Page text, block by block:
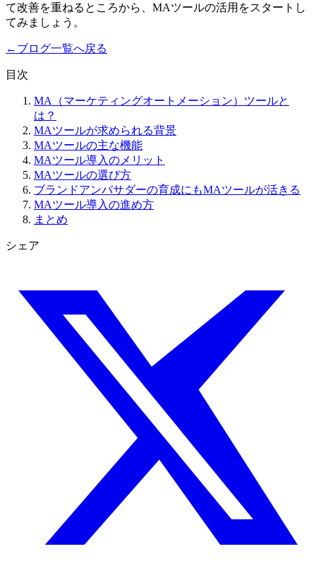
て改善を重ねるところから、MAツールの活用をスタートし
てみましょう。
← ブログ一覧へ戻る
目次
MA（マーケティングオートメーション）ツールと
は？
MAツールが求められる背景
MAツールの主な機能
MAツール導入のメリット
MAツールの選び方
ブランドアンバサダーの育成にもMAツールが活きる
MAツール導入の進め方
まとめ
シェア